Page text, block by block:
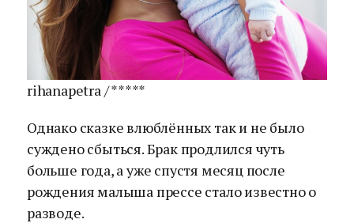
rihanapetra / *****
Однако сказке влюблённых так и не было
суждено сбыться. Брак продлился чуть
больше года, а уже спустя месяц после
рождения малыша прессе стало известно о
разводе.